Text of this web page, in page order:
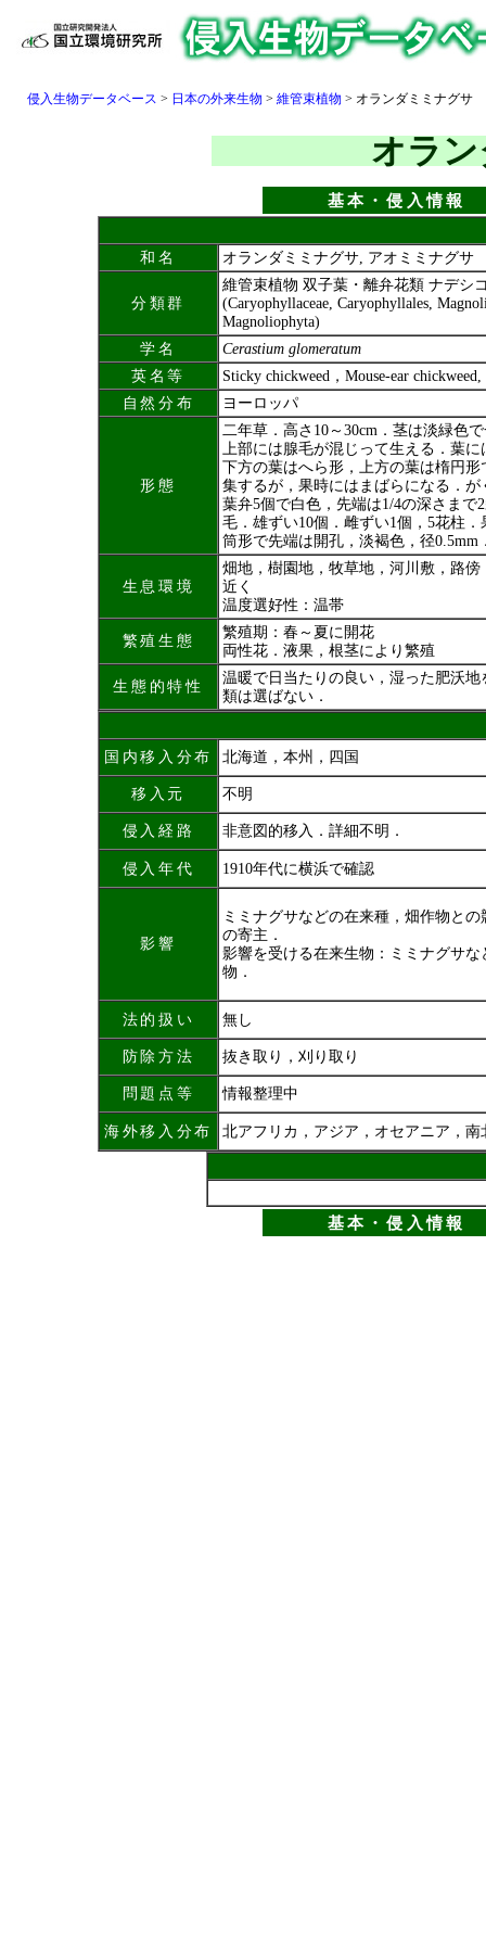
侵入生物データベース > 日本の外来生物 > 維管束植物 > オランダミミナグサ
オラ
基本・侵入情報
和名 オランダミミナグサ, アオミミナグサ
分類群
維管束植物 双子葉・離弁花類 ナデシ
(Caryophyllaceae, Caryophyllales,
Magnoliophyta)
学名
Cerastium glomeratum
英名等
Sticky chickweed，Mouse-ear chickweed,
自然分布
ヨーロッパ
形態
二年草．高さ10～30cm．茎は淡緑色
上部には腺毛が混じって生える．葉
下方の葉はへら形，上方の葉は楕円
集するが，果時にはまばらになる．が
葉弁5個で白色，先端は1/4の深さまで
毛．雄ずい10個．雌ずい1個，5花柱
筒形で先端は開孔，淡褐色，径0.5mm
生息環境
畑地，樹園地，牧草地，河川敷，路
近く
温度選好性：温帯
繁殖生態
繁殖期：春～夏に開花
両性花．液果，根茎により繁殖
生態的特性
温暖で日当たりの良い，湿った肥沃
類は選ばない．
国内移入分布 北海道，本州，四国
移入元 不明
侵入経路 非意図的移入．詳細不明．
侵入年代 1910年代に横浜で確認
影響
ミミナグサなどの在来種，畑作物と
の寄主．
影響を受ける在来生物：ミミナグサな
物．
法的扱い 無し
防除方法 抜き取り，刈り取り
問題点等 情報整理中
海外移入分布 北アフリカ，アジア，オセアニア，南
基本・侵入情報